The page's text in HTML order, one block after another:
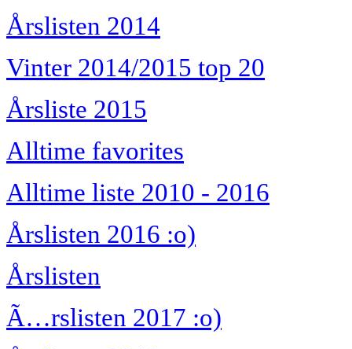
Årslisten 2014
Vinter 2014/2015 top 20
Årsliste 2015
Alltime favorites
Alltime liste 2010 - 2016
Årslisten 2016 :o)
Årslisten
Ã…rslisten 2017 :o)